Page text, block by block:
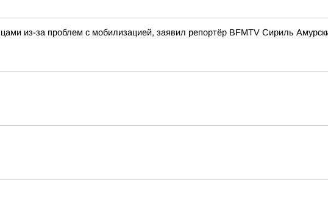
из-за проблем с мобилизацией, заявил репортёр BFMTV Сириль